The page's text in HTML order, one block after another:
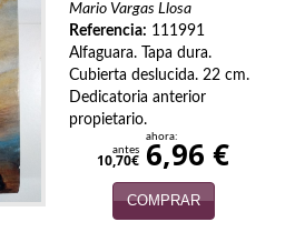
Mario Vargas Llosa
Referencia: 111991
Alfaguara. Tapa dura.
Cubierta deslucida. 22 cm.
Dedicatoria anterior
propietario.
antes
10,70€
ahora:
6,96 €
COMPRAR